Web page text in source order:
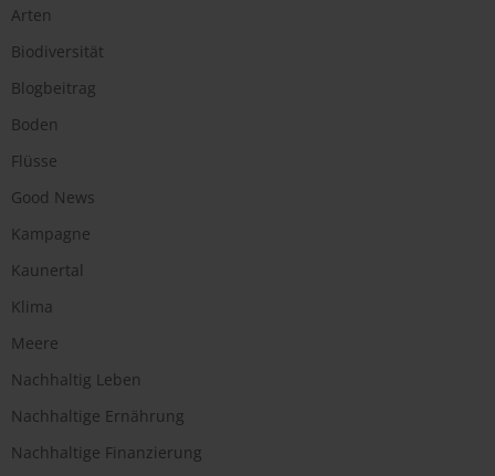
Arten
Biodiversität
Blogbeitrag
Boden
Flüsse
Good News
Kampagne
Kaunertal
Klima
Meere
Nachhaltig Leben
Nachhaltige Ernährung
Nachhaltige Finanzierung